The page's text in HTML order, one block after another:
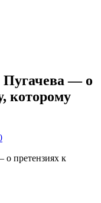
Пугачева — о
которому